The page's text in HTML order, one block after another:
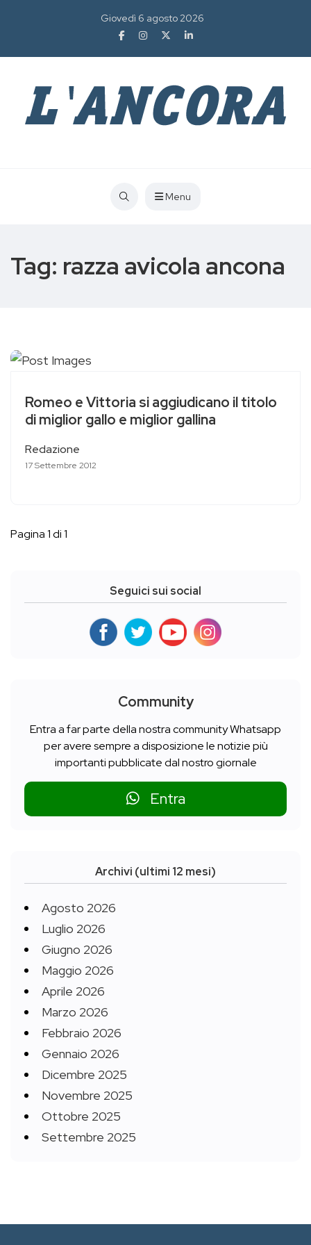
Giovedì 6 agosto 2026
Menu
Tag: razza avicola ancona
Romeo e Vittoria si aggiudicano il titolo
di miglior gallo e miglior gallina
Redazione
17 Settembre 2012
Pagina 1 di 1
Seguici sui social
Community
Entra a far parte della nostra community Whatsapp
per avere sempre a disposizione le notizie più
importanti pubblicate dal nostro giornale
Entra
Archivi (ultimi 12 mesi)
Agosto 2026
Luglio 2026
Giugno 2026
Maggio 2026
Aprile 2026
Marzo 2026
Febbraio 2026
Gennaio 2026
Dicembre 2025
Novembre 2025
Ottobre 2025
Settembre 2025